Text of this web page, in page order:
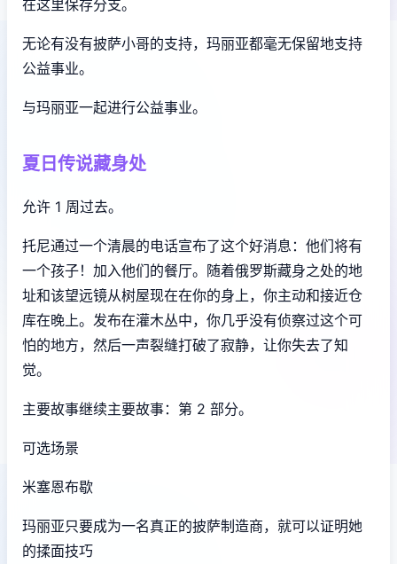
在这里保存分支。
无论有没有披萨小哥的支持，玛丽亚都毫无保留地支持
公益事业。
与玛丽亚一起进行公益事业。
夏日传说藏身处
允许 1 周过去。
托尼通过一个清晨的电话宣布了这个好消息：他们将有
一个孩子！加入他们的餐厅。随着俄罗斯藏身之处的地
址和该望远镜从树屋现在在你的身上，你主动和接近仓
库在晚上。发布在灌木丛中，你几乎没有侦察过这个可
怕的地方，然后一声裂缝打破了寂静，让你失去了知
觉。
主要故事继续主要故事：第 2 部分。
可选场景
米塞恩布歇
玛丽亚只要成为一名真正的披萨制造商，就可以证明她
的揉面技巧